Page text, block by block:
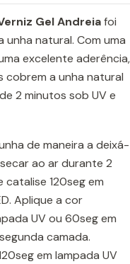
Gel Andreiafoi
natural. Com uma
excelente aderência,
cobrem a unha natural
2 minutos sob UV e
de maneira a deixá-
ao ar durante 2
catalise 120seg em
Aplique a cor
UV ou 60seg em
camada.
em lampada UV